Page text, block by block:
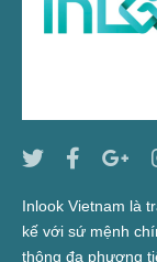
Inlook Vietnam là
kế với sứ mệnh
thông đa phương